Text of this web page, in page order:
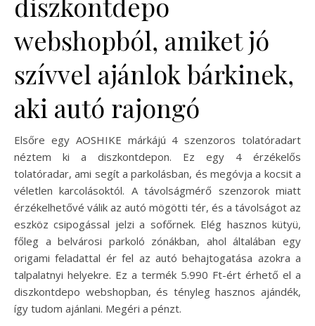
webshopból, amiket jó
szívvel ajánlok bárkinek,
aki autó rajongó
Elsőre egy AOSHIKE márkájú 4 szenzoros tolatóradart
néztem ki a diszkontdepon. Ez egy 4 érzékelős
tolatóradar, ami segít a parkolásban, és megóvja a kocsit a
véletlen karcolásoktól. A távolságmérő szenzorok miatt
érzékelhetővé válik az autó mögötti tér, és a távolságot az
eszköz csipogással jelzi a sofőrnek. Elég hasznos kütyü,
főleg a belvárosi parkoló zónákban, ahol általában egy
origami feladattal ér fel az autó behajtogatása azokra a
talpalatnyi helyekre. Ez a termék 5.990 Ft-ért érhető el a
diszkontdepo webshopban, és tényleg hasznos ajándék,
így tudom ajánlani. Megéri a pénzt.